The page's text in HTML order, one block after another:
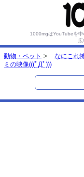
1000mgはYouTubeを中
広
動物・ペット >
なにこれ
ミの映像(((ﾟДﾟ)))